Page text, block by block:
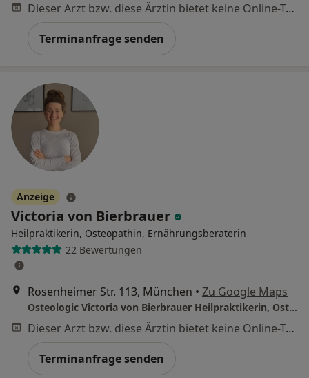
Dieser Arzt bzw. diese Ärztin bietet keine Online-Terminbuchung an diesem Standort an.
Terminanfrage senden
Anzeige
Victoria von Bierbrauer
Heilpraktikerin, Osteopathin, Ernährungsberaterin
22 Bewertungen
Rosenheimer Str. 113, München • Zu Google Maps
Osteologic Victoria von Bierbrauer Heilpraktikerin, Osteopathin, Ernährungsberaterin
Dieser Arzt bzw. diese Ärztin bietet keine Online-Terminbuchung an diesem Standort an.
Terminanfrage senden